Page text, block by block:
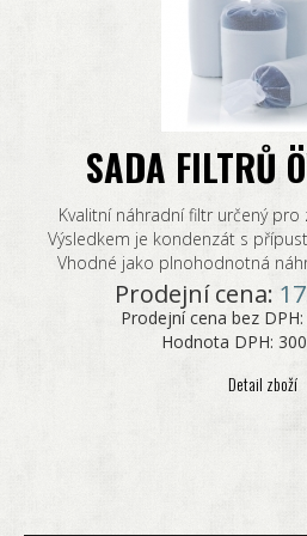
SADA FILTRŮ
Kvalitní náhradní filtr určený pro
Výsledkem je kondenzát s
Vhodné jako plnohodnotná
Prodejní cena:
Prodejní cena bez DPH:
Hodnota DPH:
Detail zboží